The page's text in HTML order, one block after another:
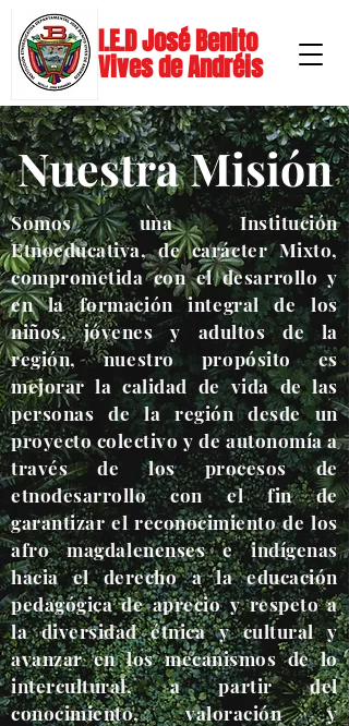
I.E.DJoséBenito
Vives de Andréis
Nuestra Misión
Somos una Institución
Etnoeducativa, de carácter Mixto,
comprometida con el desarrollo y
en la formación integral de los
niños, jóvenes y adultos de la
región, nuestro propósito es
mejorar la calidad de vida de las
personas de la región desde un
proyecto colectivo y de autonomía a
través de los procesos de
etnodesarrollo con el fin de
garantizar el reconocimiento de los
afro magdalenenses e indígenas
hacia el derecho a la educación
pedagógica de aprecio y respeto a
la diversidad étnica y cultural y
avanzar en los mecanismos de lo
intercultural, a partir del
conocimiento, valoración y